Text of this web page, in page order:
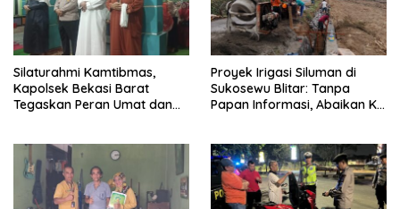
Silaturahmi Kamtibmas,
Kapolsek Bekasi Barat
Tegaskan Peran Umat dan
Proyek Irigasi Siluman di
Sukosewu Blitar: Tanpa
Papan Informasi, Abaikan K3,